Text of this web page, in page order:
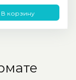
В корзину